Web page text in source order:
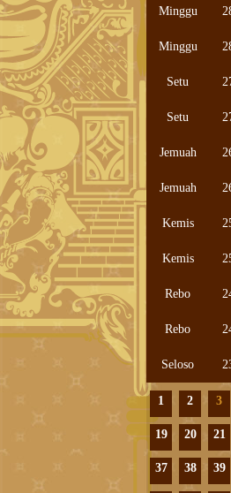
Minggu
Minggu
Setu
Setu
Jemuah
Jemuah
Kemis
Kemis
Rebo
Rebo
Seloso
1 2 3
19 20 21
37 38 39